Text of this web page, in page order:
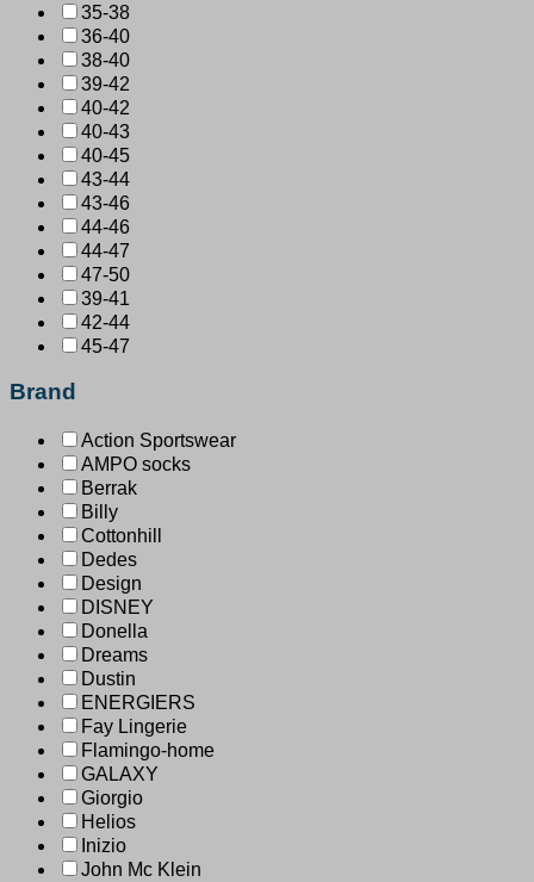
35-38
36-40
38-40
39-42
40-42
40-43
40-45
43-44
43-46
44-46
44-47
47-50
39-41
42-44
45-47
Brand
Action Sportswear
AMPO socks
Berrak
Billy
Cottonhill
Dedes
Design
DISNEY
Donella
Dreams
Dustin
ENERGIERS
Fay Lingerie
Flamingo-home
GALAXY
Giorgio
Helios
Inizio
John Mc Klein